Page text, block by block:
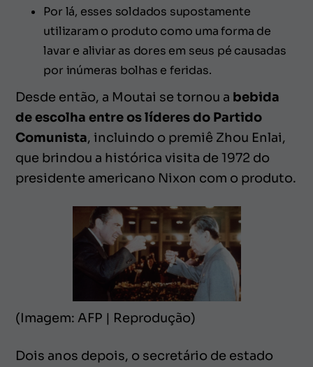
Por lá, esses soldados supostamente
utilizaram o produto como uma forma de
lavar e aliviar as dores em seus pé causadas
por inúmeras bolhas e feridas.
Desde então, a Moutai se tornou a bebida
de escolha entre os líderes do Partido
Comunista, incluindo o premiê Zhou Enlai,
que brindou a histórica visita de 1972 do
presidente americano Nixon com o produto.
(Imagem: AFP | Reprodução)
Dois anos depois, o secretário de estado